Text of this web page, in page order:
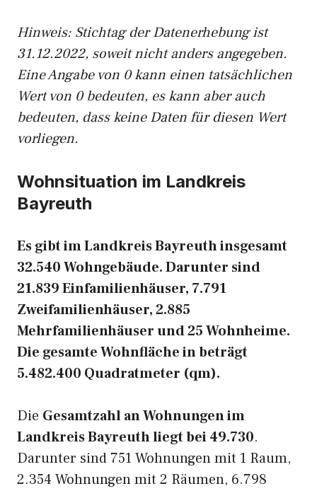
Hinweis: Stichtag der Datenerhebung ist
31.12.2022, soweit nicht anders angegeben.
Eine Angabe von 0 kann einen tatsächlichen
Wert von 0 bedeuten, es kann aber auch
bedeuten, dass keine Daten für diesen Wert
vorliegen.
Wohnsituation im Landkreis
Bayreuth
Es gibt im Landkreis Bayreuth insgesamt
32.540 Wohngebäude. Darunter sind
21.839 Einfamilienhäuser, 7.791
Zweifamilienhäuser, 2.885
Mehrfamilienhäuser und 25 Wohnheime.
Die gesamte Wohnfläche in beträgt
5.482.400 Quadratmeter (qm).
Die Gesamtzahl an Wohnungen im
Landkreis Bayreuth liegt bei 49.730.
Darunter sind 751 Wohnungen mit 1 Raum,
2.354 Wohnungen mit 2 Räumen, 6.798